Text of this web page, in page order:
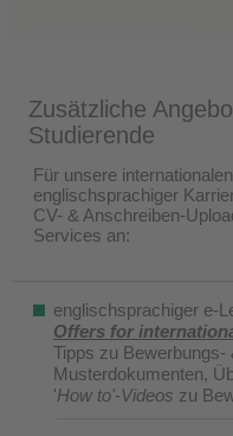
Zusätzliche
Studierende
Für unsere
englischsprachiger
CV- & Anschreiben-
Services an:
englischsprachiger e-
Offers for
Tipps zu Bewerbungs-
Musterdokumenten,
'How to'-Videos zu